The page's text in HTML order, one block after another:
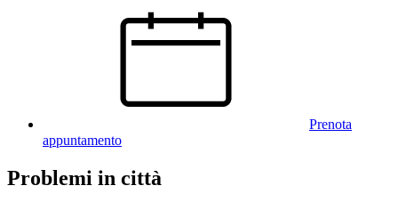
Prenota
appuntamento
Problemi in città